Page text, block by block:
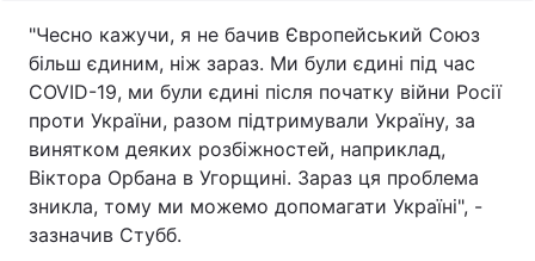
"Чесно кажучи, я не бачив Європейський Союз
більш єдиним, ніж зараз. Ми були єдині під час
COVID-19, ми були єдині після початку війни Росії
проти України, разом підтримували Україну, за
винятком деяких розбіжностей, наприклад,
Віктора Орбана в Угорщині. Зараз ця проблема
зникла, тому ми можемо допомагати Україні", -
зазначив Стубб.